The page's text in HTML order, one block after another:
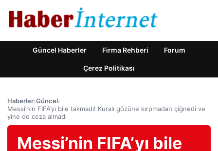
Güncel Haberler Firma Rehberi Forum
Çerez Politikası
Haberler›Güncel›
Messi’nin FIFA’yı bile takmadı! Kuralı gözüne kırpmadan çiğnedi ve
yine de ceza almadı
Messi’nin FIFA’yı bile